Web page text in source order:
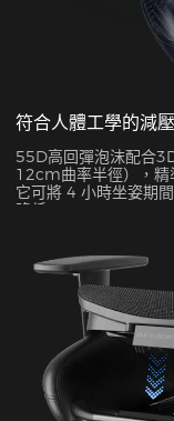
符合人體工學的減
55D高回彈泡沫配合
12cm曲率半徑），精
它可將 4 小時坐姿期
降低 38%。